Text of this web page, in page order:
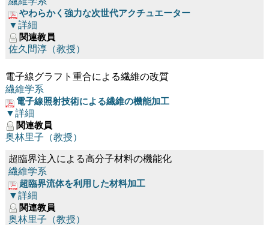
やわらかく強力な次世代アクチュエーター
▼詳細
関連教員
佐久間淳（教授）
電子線グラフト重合による繊維の改質
繊維学系
電子線照射技術による繊維の機能加工
▼詳細
関連教員
奥林里子（教授）
超臨界注入による高分子材料の機能化
繊維学系
超臨界流体を利用した材料加工
▼詳細
関連教員
奥林里子（教授）